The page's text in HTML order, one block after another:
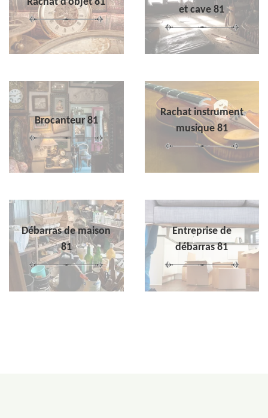
et cave 81
Brocanteur 81
Rachat instrument
musique 81
Débarras de maison
81
Entreprise de
débarras 81